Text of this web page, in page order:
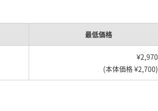
最低価格
¥2,970
(本体価格 ¥2,700)